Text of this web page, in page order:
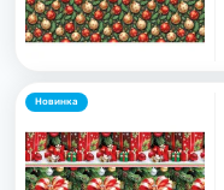
Новинка